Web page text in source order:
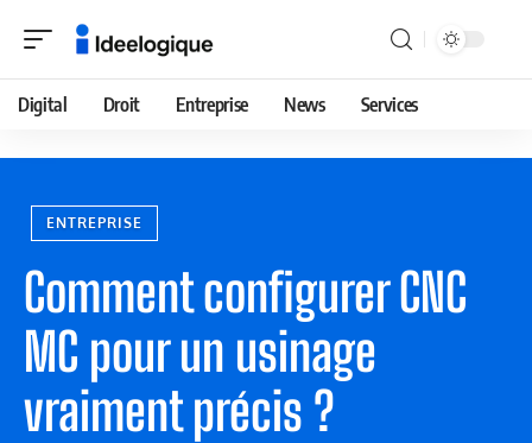
Digital Droit Entreprise News Services
ENTREPRISE
Comment configurer CNC
MC pour un usinage
vraiment précis ?